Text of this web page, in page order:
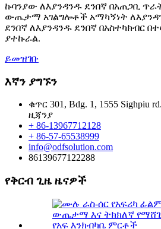
ኩባንያው ለእያንዳንዱ ደንበኛ በአጠጋቢ
ውጤታማ አገልግሎቶች አማካኝነት
ደንበኛ ለእያንዳንዱ ደንበኛ በአስተካክብር
ያተኩራል.
ይመዝገቡ
እኛን ያግኙን
ቁጥር 301, Bdg. 1, 1555 Sighpiu
ዚጃንያ
+ 86-13967712128
+ 86-57-65538999
info@odfsolution.com
86139677122288
የቅርብ ጊዜ ዜናዎች